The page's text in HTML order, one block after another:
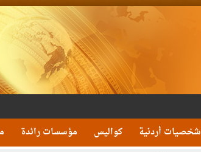
شخصيات أردنية كواليس مؤسسات رائدة